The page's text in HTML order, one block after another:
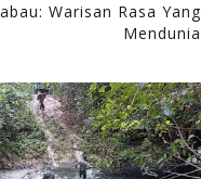
Warisan Rasa Yang
Mendunia